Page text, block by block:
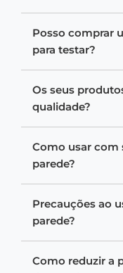
Posso comprar
para testar?
Os seus
qualidade?
Como usar com
parede?
Precauções ao
parede?
Como reduzir a